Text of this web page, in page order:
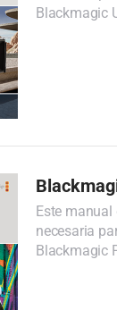
Blackmagic
Este
necesaria
Blackmagic